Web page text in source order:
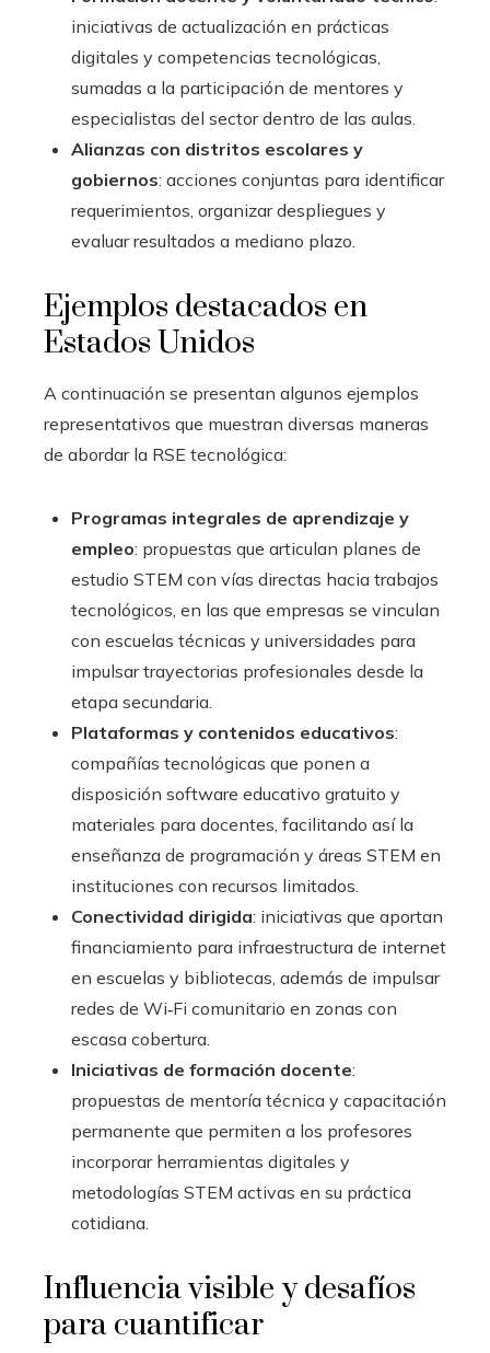
iniciativas de actualización en prácticas
digitales y competencias tecnológicas,
sumadas a la participación de mentores y
especialistas del sector dentro de las aulas.
Alianzas con distritos escolares y
gobiernos: acciones conjuntas para identificar
requerimientos, organizar despliegues y
evaluar resultados a mediano plazo.
Ejemplos destacados en
Estados Unidos
A continuación se presentan algunos ejemplos
representativos que muestran diversas maneras
de abordar la RSE tecnológica:
Programas integrales de aprendizaje y
empleo: propuestas que articulan planes de
estudio STEM con vías directas hacia trabajos
tecnológicos, en las que empresas se vinculan
con escuelas técnicas y universidades para
impulsar trayectorias profesionales desde la
etapa secundaria.
Plataformas y contenidos educativos:
compañías tecnológicas que ponen a
disposición software educativo gratuito y
materiales para docentes, facilitando así la
enseñanza de programación y áreas STEM en
instituciones con recursos limitados.
Conectividad dirigida: iniciativas que aportan
financiamiento para infraestructura de internet
en escuelas y bibliotecas, además de impulsar
redes de Wi‑Fi comunitario en zonas con
escasa cobertura.
Iniciativas de formación docente:
propuestas de mentoría técnica y capacitación
permanente que permiten a los profesores
incorporar herramientas digitales y
metodologías STEM activas en su práctica
cotidiana.
Influencia visible y desafíos
para cuantificar